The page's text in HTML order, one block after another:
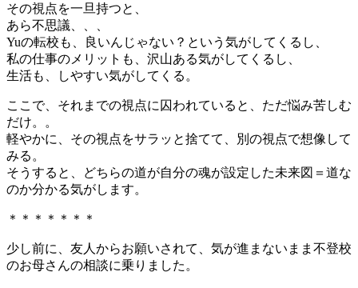
その視点を一旦持つと、
あら不思議、、、
Yuの転校も、良いんじゃない？という気がしてくるし、
私の仕事のメリットも、沢山ある気がしてくるし、
生活も、しやすい気がしてくる。
ここで、それまでの視点に囚われていると、ただ悩み苦しむ
だけ。。
軽やかに、その視点をサラッと捨てて、別の視点で想像して
みる。
そうすると、どちらの道が自分の魂が設定した未来図＝道な
のか分かる気がします。
＊＊＊＊＊＊＊
少し前に、友人からお願いされて、気が進まないまま不登校
のお母さんの相談に乗りました。